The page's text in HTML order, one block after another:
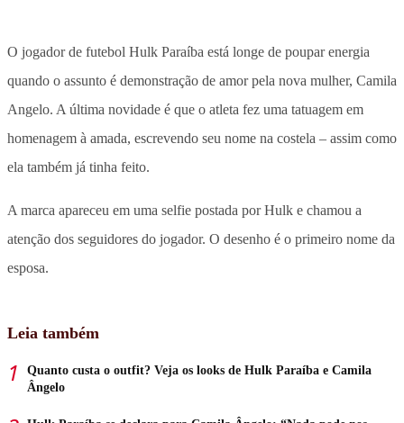
O jogador de futebol Hulk Paraíba está longe de poupar energia
quando o assunto é demonstração de amor pela nova mulher, Camila
Angelo. A última novidade é que o atleta fez uma tatuagem em
homenagem à amada, escrevendo seu nome na costela – assim como
ela também já tinha feito.
A marca apareceu em uma selfie postada por Hulk e chamou a
atenção dos seguidores do jogador. O desenho é o primeiro nome da
esposa.
Leia também
Quanto custa o outfit? Veja os looks de Hulk Paraíba e Camila
Ângelo